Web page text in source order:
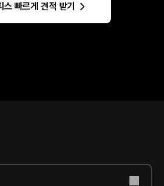
스 빠르게 견적 받기